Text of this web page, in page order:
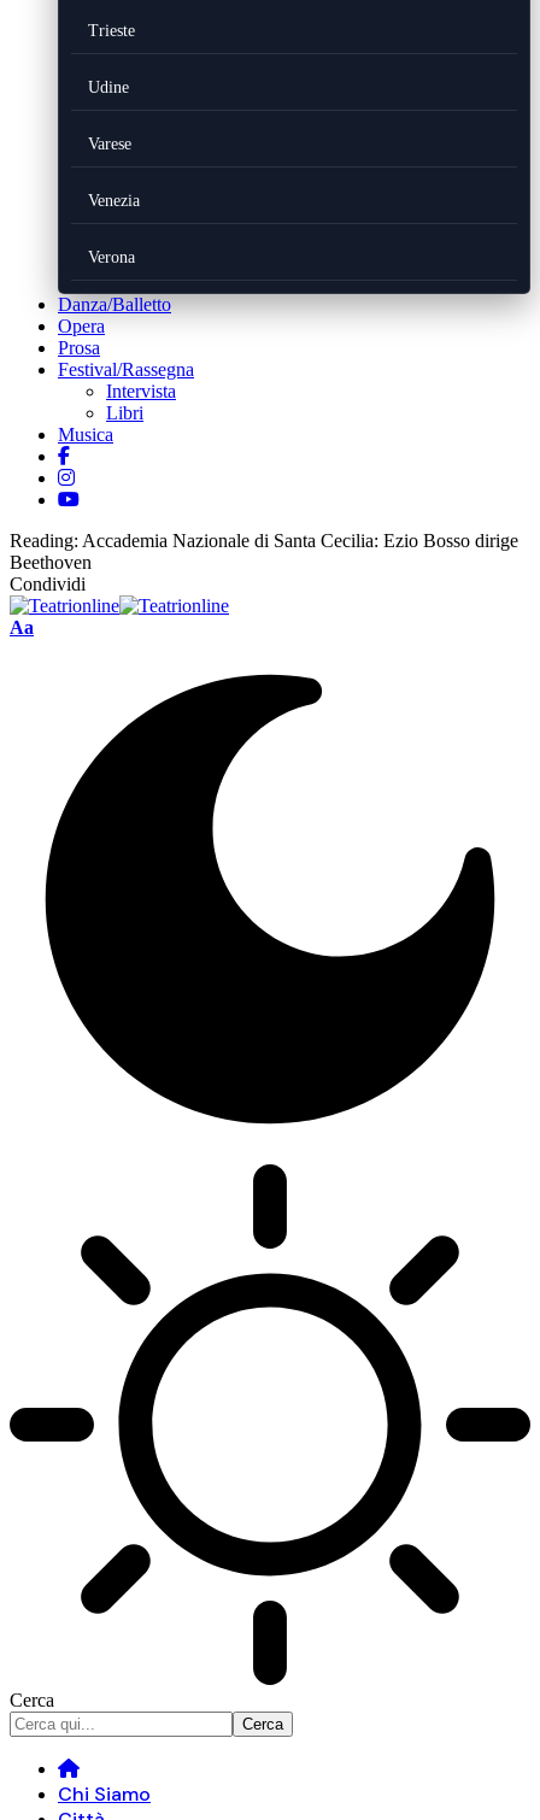
Trieste
Udine
Varese
Venezia
Verona
Danza/Balletto
Opera
Prosa
Festival/Rassegna
Intervista
Libri
Musica
Reading: Accademia Nazionale di Santa Cecilia: Ezio Bosso dirige
Beethoven
Condividi
Font
Aa
Cerca
Chi Siamo